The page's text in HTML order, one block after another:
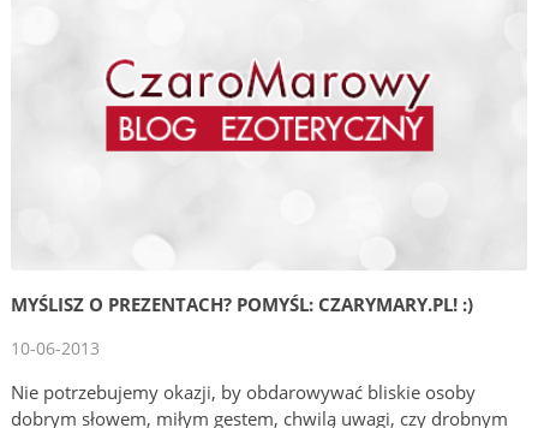
MYŚLISZ O PREZENTACH? POMYŚL: CZARYMARY.PL! :)
10-06-2013
Nie potrzebujemy okazji, by obdarowywać bliskie osoby
dobrym słowem, miłym gestem, chwilą uwagi, czy drobnym